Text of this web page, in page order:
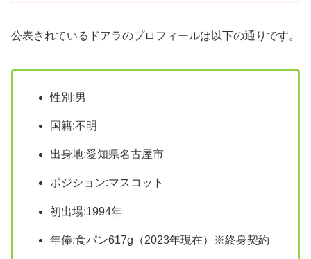
公表されているドアラのプロフィールは以下の通りです。
性別:男
国籍:不明
出身地:愛知県名古屋市
ポジション:マスコット
初出場:1994年
年俸:食パン617g（2023年現在）※終身契約